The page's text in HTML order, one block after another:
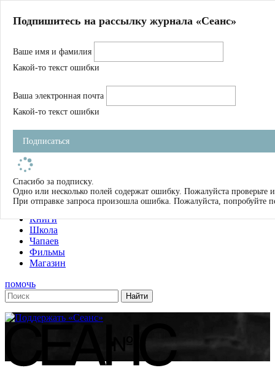
Магазин
Журнал
Школа
Устав
Фильмы
Имена
Тэги
О нас
Журнал
Книги
Школа
Чапаев
Фильмы
Магазин
помочь
Подпишитесь на рассылку журнала «Сеанс»
Ваше имя и фамилия
Какой-то текст ошибки
Ваша электронная почта
Какой-то текст ошибки
Подписаться
Спасибо за подписку.
Одно или несколько полей содержат ошибку. Пожалуйста проверьте
При отправке запроса произошла ошибка. Пожалуйста, попробуйте